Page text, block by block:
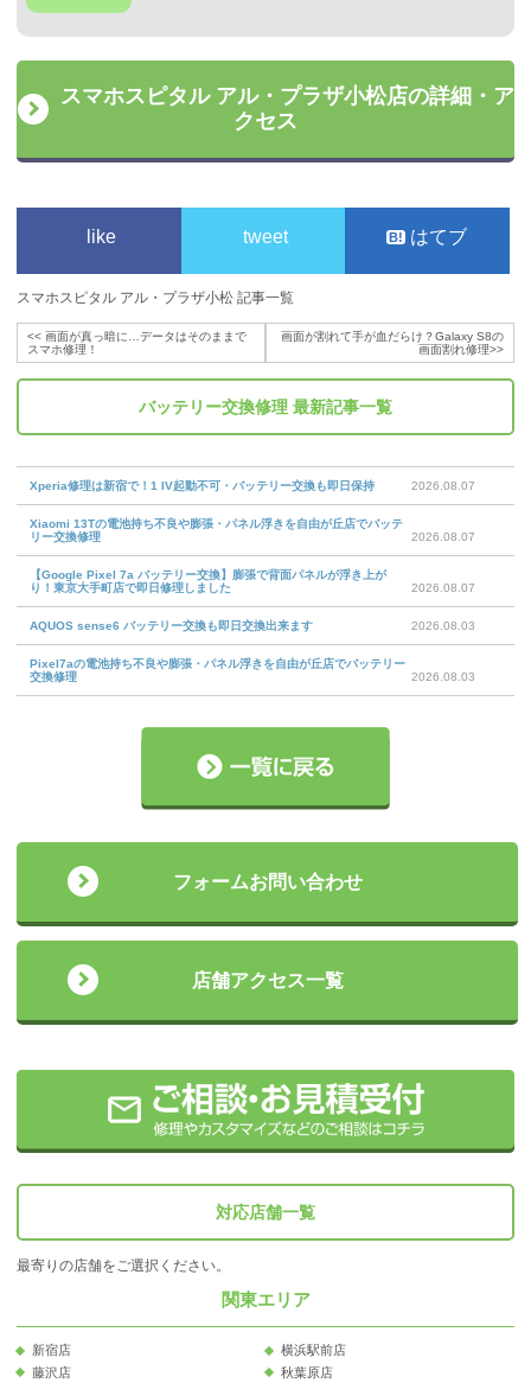
スマホスピタル アル・プラザ小松店の詳細・ア
クセス
like tweet はてブ
スマホスピタル アル・プラザ小松 記事一覧
<<画面が真っ暗に…データはそのままで
スマホ修理！
画面が割れて手が血だらけ？Galaxy S8の
画面割れ修理>>
バッテリー交換修理 最新記事一覧
Xperia修理は新宿で！1 IV起動不可・バッテリー交換も即日保持 2026.08.07
Xiaomi 13Tの電池持ち不良や膨張・パネル浮きを自由が丘店でバッテ
リー交換修理
2026.08.07
【Google Pixel 7a バッテリー交換】膨張で背面パネルが浮き上が
り！東京大手町店で即日修理しました
2026.08.07
AQUOS sense6 バッテリー交換も即日交換出来ます 2026.08.03
Pixel7aの電池持ち不良や膨張・パネル浮きを自由が丘店でバッテリー
交換修理
2026.08.03
フォームお問い合わせ
店舗アクセス一覧
対応店舗一覧
最寄りの店舗をご選択ください。
関東エリア
新宿店
横浜駅前店
藤沢店
秋葉原店